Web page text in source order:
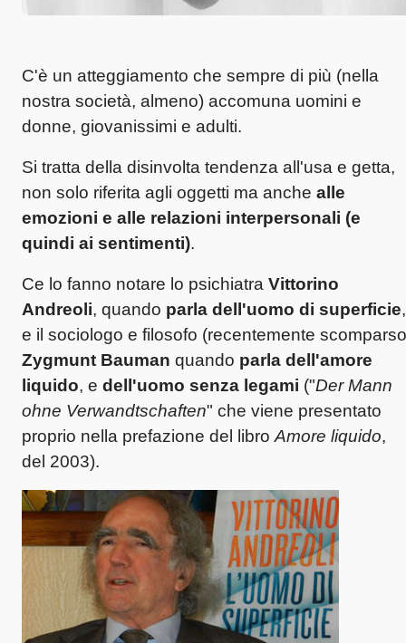
C'è un atteggiamento che sempre di più (nella
nostra società, almeno) accomuna uomini e
donne, giovanissimi e adulti.
Si tratta della disinvolta tendenza all'usa e getta,
non solo riferita agli oggetti ma anche alle
emozioni e alle relazioni interpersonali (e
quindi ai sentimenti).
Ce lo fanno notare lo psichiatra Vittorino
Andreoli, quando parla dell'uomo di superficie,
e il sociologo e filosofo (recentemente
Zygmunt Bauman quando parla dell'amore
liquido, e dell'uomo senza legami ("Der Mann
ohne Verwandtschaften" che viene presentato
proprio nella prefazione del libro Amore liquido,
del 2003).